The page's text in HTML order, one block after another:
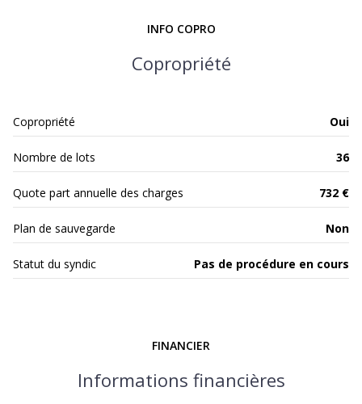
INFO COPRO
Copropriété
Copropriété Oui
Nombre de lots 36
Quote part annuelle des charges 732 €
Plan de sauvegarde Non
Statut du syndic Pas de procédure en cours
FINANCIER
Informations financières